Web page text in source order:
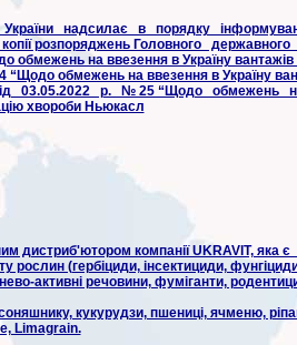
України надсилає в порядку
копії розпоряджень Головного
на ввезення в Україну вантажів з
“Щодо обмежень на ввезення в Україну
03.05.2022 р. № 25 “Щодо обмежень
хвороби Ньюкасл
дистриб'ютором компанії UKRAVIT, яка
рослин (гербіциди, інсектициди,
активні речовини, фуміганти,
соняшнику, кукурудзи, пшениці, ячменю,
Limagrain.